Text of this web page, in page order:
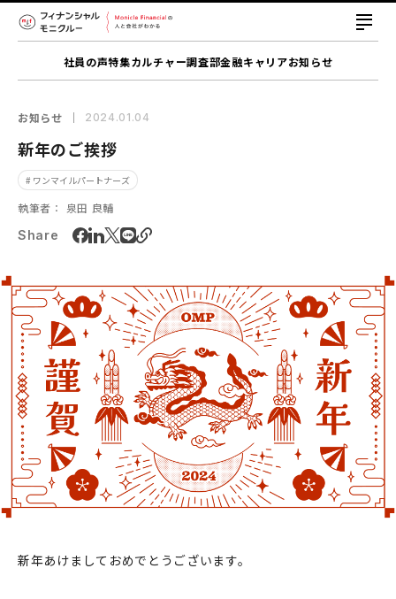
社員の声特集カルチャー調査部金融キャリアお知らせ
お知らせ 2024.01.04
新年のご挨拶
# ワンマイルパートナーズ
執筆者： 泉田 良輔
Share
新年あけましておめでとうございます。